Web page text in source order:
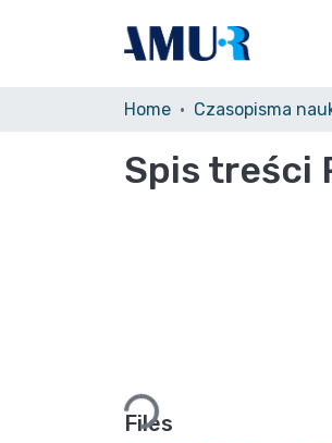
Home
Spis treści
Loading...
Files